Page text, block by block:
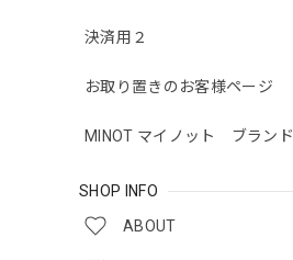
決済用２
お取り置きのお客様ページ
MINOT マイノット ブランド
SHOP INFO
ABOUT